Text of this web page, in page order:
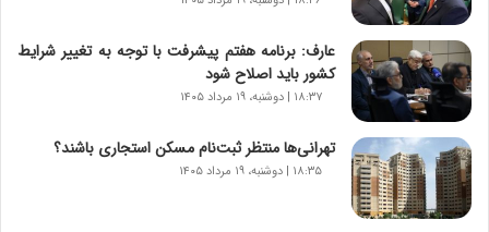
ن
ا
م
ه
ج
د
ی
د
ا
عارف: برنامه هفتم پیشرفت با توجه به تغییر شرایط
کشور باید اصلاح شود
۱۸:۳۷ | دوشنبه، ۱۹ مرداد ۱۴۰۵
تهرانی‌ها منتظر ثبت‌نام مسکن استجاری باشند؟
۱۸:۳۵ | دوشنبه، ۱۹ مرداد ۱۴۰۵